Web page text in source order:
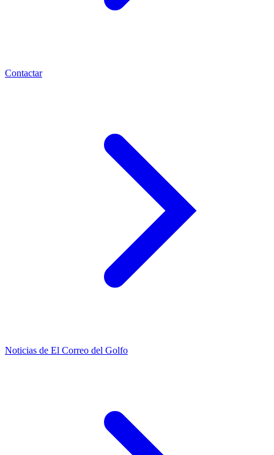
Contactar
Noticias de El Correo del Golfo